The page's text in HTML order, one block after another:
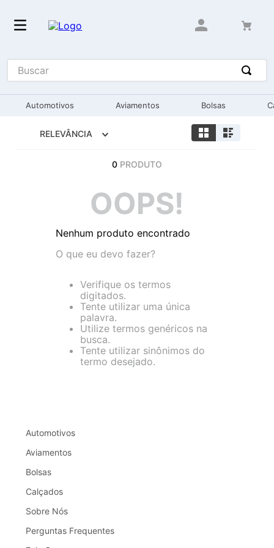
Buscar
Automotivos Aviamentos Bolsas
RELEVÂNCIA
0 PRODUTO
OOPS!
Nenhum produto encontrado
O que eu devo fazer?
Verifique os termos
digitados.
Tente utilizar uma única
palavra.
Utilize termos genéricos na
busca.
Tente utilizar sinônimos do
termo desejado.
Automotivos
Aviamentos
Bolsas
Calçados
Sobre Nós
Perguntas Frequentes